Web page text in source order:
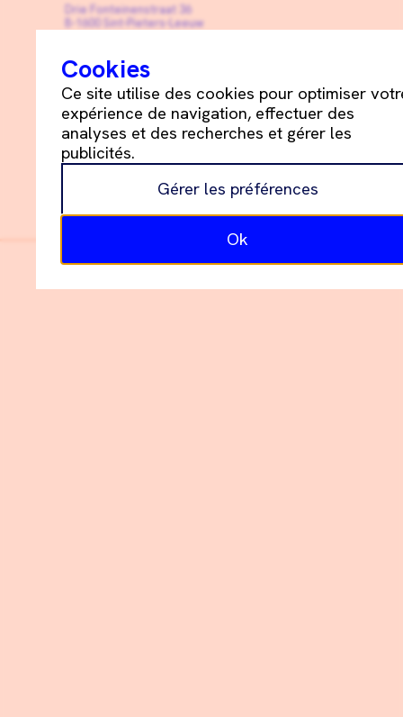
Drie Fonteinenstraat 36
B-1600 Sint-Pieters-Leeuw
info@schetsdeblay.be
Linkedin
Politique de cookiesDéclaration de confidentialité
Cookies
Ce site utilise des cookies pour optimiser
expérience de navigation, effectuer des
analyses et des recherches et gérer les
publicités.
Gérer les préférences
Ok